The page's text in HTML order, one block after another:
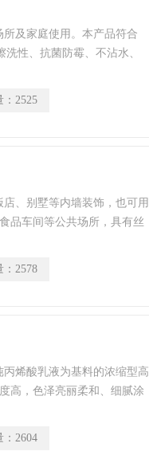
及家庭使用。本产品符合
洗性、抗菌防霉、不沾水、
2525
、别墅等内墙装饰，也可用
品车间等公共场所，具有丝
着力好，遮盖力强等特点。
： 2578
烯酸乳液为基料的浓缩型高
高，色泽亮丽柔和、细腻涂
2604